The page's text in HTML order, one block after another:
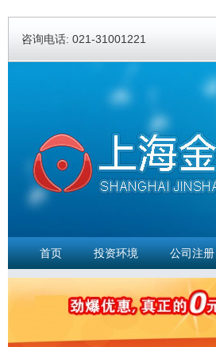
咨询电话: 021-31001221
首页 投资环境 公司注册